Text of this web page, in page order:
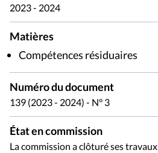
2023 - 2024
Matières
Compétences résiduaires
Numéro du document
139 (2023 - 2024) - N° 3
État en commission
La commission a clôturé ses travaux